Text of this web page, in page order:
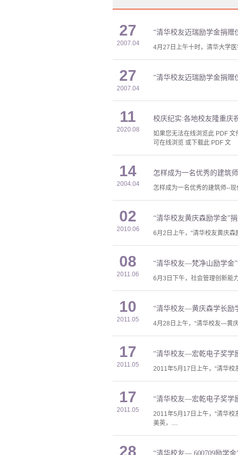
27
2007.04
“清华校友迈瑞励学金捐赠
4月27日上午十时，清华大学
27
2007.04
“清华校友迈瑞励学金捐赠
11
2020.08
校庆纪实:各地校友隆重庆
如果您无法在线浏览此 PDF
可在线浏览 或下载此 PDF 文
14
2004.04
怎样成为一名优秀的建筑
怎样成为一名优秀的建筑师--
02
2010.06
“清华校友黄庆森励学金”
6月2日上午，“清华校友黄庆森
08
2011.06
“清华校友—梵净山励学金
6月3日下午，社会管理创新能
10
2011.05
“清华校友—黄庆森学长励
4月28日上午，“清华校友—黄
17
2011.05
“清华校友—宏乾电子奖学
2011年5月17日上午，“清华校
17
2011.05
“清华校友—宏乾电子奖学
2011年5月17日上午，“清华
美英，....
28 “清华校友— 600709励学